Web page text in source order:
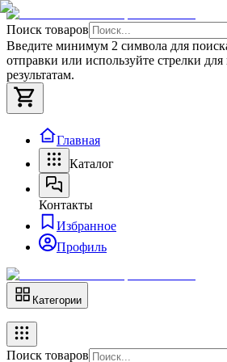
Поиск товаров
Введите минимум 2 символа для
отправки или используйте стрелки
результатам.
Главная
Каталог
Контакты
Избранное
Профиль
Категории
Поиск товаров